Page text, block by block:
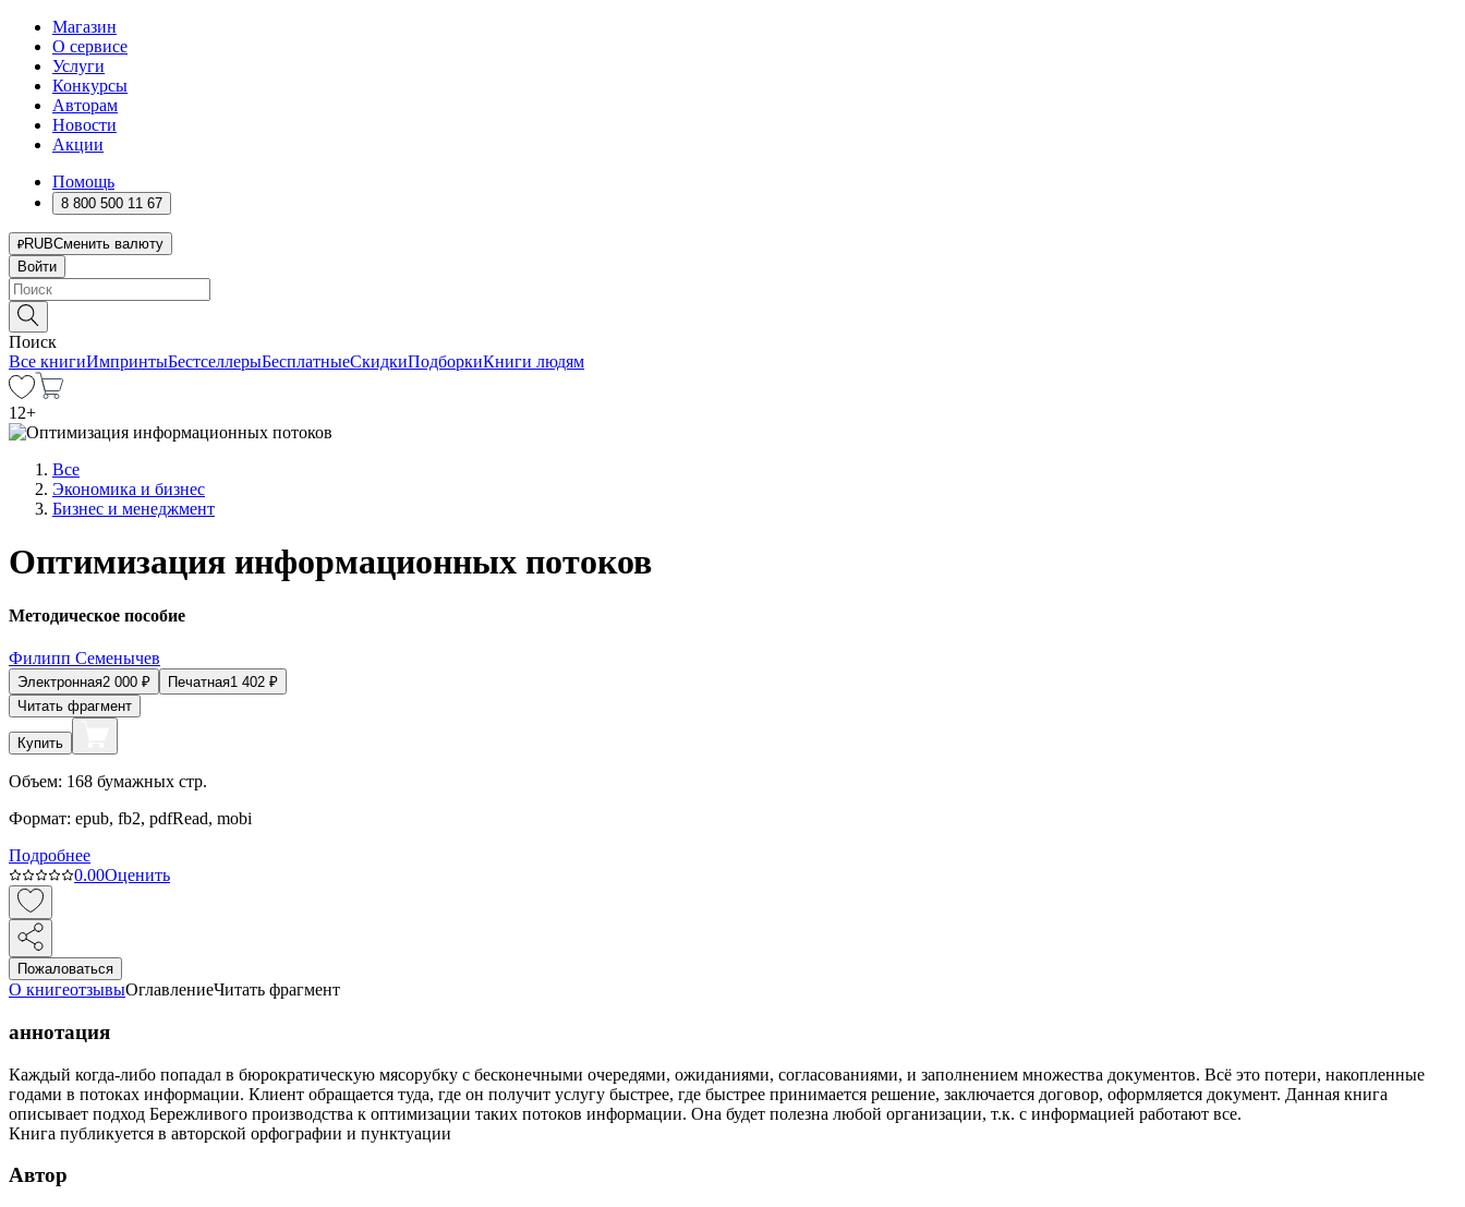
Магазин
О сервисе
Услуги
Конкурсы
Авторам
Новости
Акции
Помощь
8 800 500 11 67
RUBСменить валюту
Войти
Поиск
Все книгиИмпринтыБестселлерыБесплатныеСкидкиПодборкиКниги людям
12+
Все
Экономика и бизнес
Бизнес и менеджмент
Оптимизация информационных потоков
Методическое пособие
Филипп Семенычев
Электронная2 000 ₽ Печатная1 402 ₽
Читать фрагмент
Купить
Объем: 168 бумажных стр.
Формат: epub, fb2, pdfRead, mobi
Подробнее
0.00Оценить
Пожаловаться
О книгеотзывыОглавлениеЧитать фрагмент
аннотация
Каждый когда-либо попадал в бюрократическую мясорубку с бесконечными очередями, ожиданиями, согласованиями, и заполнением множества документов. Всё это потери, накопленные
годами в потоках информации. Клиент обращается туда, где он получит услугу быстрее, где быстрее принимается решение, заключается договор, оформляется документ. Данная книга
описывает подход Бережливого производства к оптимизации таких потоков информации. Она будет полезна любой организации, т.к. с информацией работают все.
Книга публикуется в авторской орфографии и пунктуации
Автор